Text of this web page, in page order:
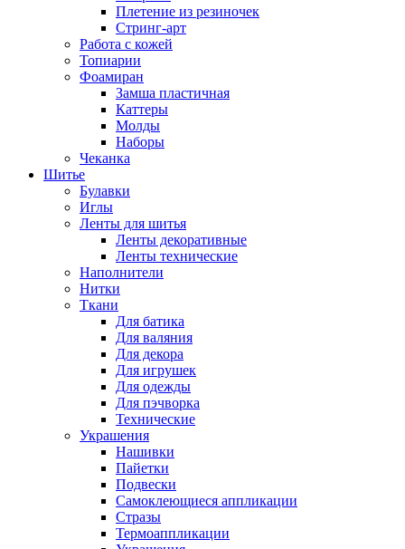
Плетение из резиночек
Стринг-арт
Работа с кожей
Топиарии
Фоамиран
Замша пластичная
Каттеры
Молды
Наборы
Чеканка
Шитье
Булавки
Иглы
Ленты для шитья
Ленты декоративные
Ленты технические
Наполнители
Нитки
Ткани
Для батика
Для валяния
Для декора
Для игрушек
Для одежды
Для пэчворка
Технические
Украшения
Нашивки
Пайетки
Подвески
Самоклеющиеся аппликации
Стразы
Термоаппликации